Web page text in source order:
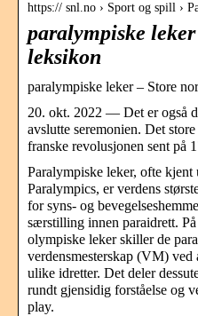
https:// snl.no › Sport og spill ›
paralympiske
leksikon
paralympiske leker – Store
20. okt. 2022 — Det er også
avslutte seremonien. Det
franske revolusjonen sent på
Paralympiske leker, ofte kjent
Paralympics, er verdens
for syns- og
særstilling innen paraidrett.
olympiske leker skiller de
verdensmesterskap (VM) ved
ulike idretter. Det deler
rundt gjensidig forståelse og
play.